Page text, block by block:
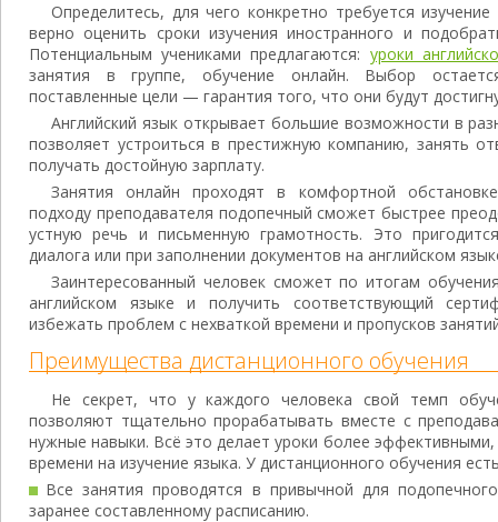
Определитесь, для чего конкретно требуется
верно оценить сроки изучения иностранного и
Потенциальным учениками предлагаются: уроки
занятия в группе, обучение онлайн. Выбор
поставленные цели — гарантия того, что они будут
Английский язык открывает большие возможности в
позволяет устроиться в престижную компанию, занять
получать достойную зарплату.
Занятия онлайн проходят в комфортной
подходу преподавателя подопечный сможет быстрее
устную речь и письменную грамотность. Это
диалога или при заполнении документов на английском
Заинтересованный человек сможет по итогам
английском языке и получить соответствующий
избежать проблем с нехваткой времени и пропусков
Преимущества дистанционного обучения
Не секрет, что у каждого человека свой темп
позволяют тщательно прорабатывать вместе с
нужные навыки. Всё это делает уроки более
времени на изучение языка. У дистанционного обучения
Все занятия проводятся в привычной для
заранее составленному расписанию.